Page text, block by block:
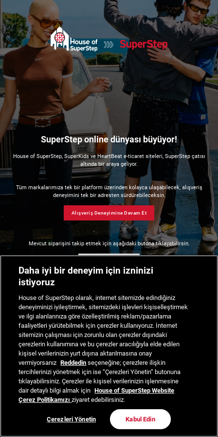
SuperStep online dünyası büyüyor!
House of SuperStep, SuperKids ve HeartBeat e-ticaret siteleri, SuperStep çatısı
altında bir araya geliyor.
Tüm markalarımıza tek bir platform üzerinden kolayca ulaşabilecek, alışveriş
deneyimini tek bir adresten sürdürebileceksin.
Alışveriş Deneyimine Devam Et
Mevcut siparişini takip etmek için aşağıdaki butona tıklayabilirsin.
Daha iyi bir deneyim için izninizi
istiyoruz
House of SuperStep olarak, internet sitemizde edindiğiniz
deneyiminizi iyileştirmek, sitemizdeki işlevleri kişiselleştirmek
ve ilgi alanlarınıza göre özelleştirilmiş reklam/pazarlama
faaliyetleri yürütebilmek için çerezler kullanıyoruz. İnternet
sitemizin çalışması için zorunlu olan çerezler dışındaki
çerezlerin kullanımına ve bu çerezler aracılığıyla elde edilen
kişisel verilerinizin yurt dışına aktarılmasına onay
vermiyorsanız Reddedin seçeneğine; çerezlere ilişkin
tercihlerinizi yönetmek için ise “Çerezleri Yönetin” butonuna
tıklayabilirsiniz. Çerezler ile kişisel verilerinizin işlenmesine
dair detaylı bilgi almak için House of SuperStep Website
Çerez Politikamızıziyaret edebilirsiniz.
Çerezleri Yönetin Kabul Edin